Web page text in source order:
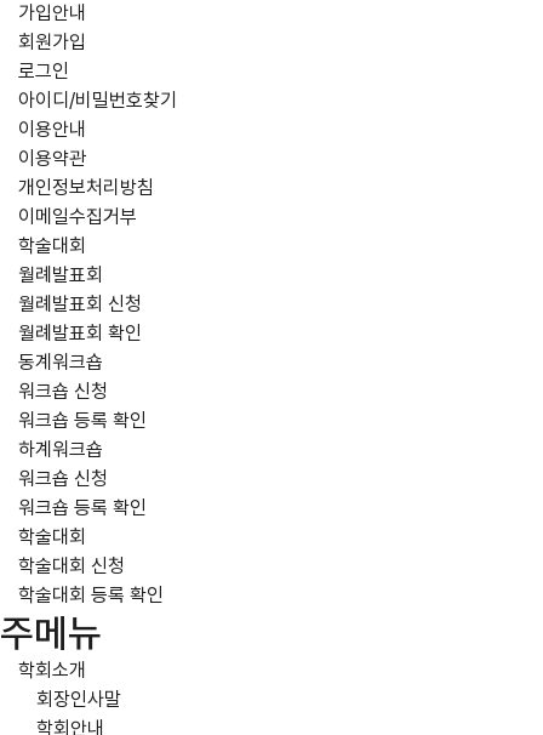
가입안내
회원가입
로그인
아이디/비밀번호찾기
이용안내
이용약관
개인정보처리방침
이메일수집거부
학술대회
월례발표회
월례발표회 신청
월례발표회 확인
동계워크숍
워크숍 신청
워크숍 등록 확인
하계워크숍
워크숍 신청
워크숍 등록 확인
학술대회
학술대회 신청
학술대회 등록 확인
주메뉴
학회소개
회장인사말
학회안내